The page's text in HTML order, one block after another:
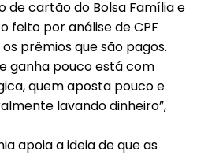
de cartão do Bolsa Família e
feito por análise de CPF
prêmios que são pagos.
ganha pouco está com
quem aposta pouco e
lavando dinheiro”,
apoia a ideia de que as